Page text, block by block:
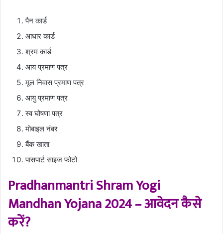
पैन कार्ड
आधार कार्ड
श्रम कार्ड
आय प्रमाण पत्र
मूल निवास प्रमाण पत्र
आयु प्रमाण पत्र
स्व घोषणा पत्र
मोबाइल नंबर
बैंक खाता
पासपार्ट साइज फोटो
Pradhanmantri Shram Yogi
Mandhan Yojana 2024 – आवेदन कैसे
करें?